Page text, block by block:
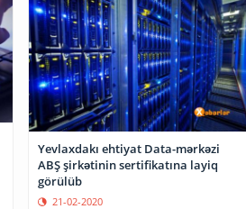
Yevlaxdakı ehtiyat Data-mərkəzi
ABŞ şirkətinin sertifikatına layiq
görülüb
21-02-2020